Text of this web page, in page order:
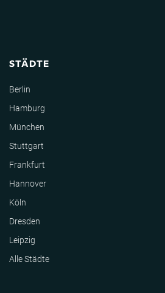
STÄDTE
Berlin
Hamburg
München
Stuttgart
Frankfurt
Hannover
Köln
Dresden
Leipzig
Alle Städte